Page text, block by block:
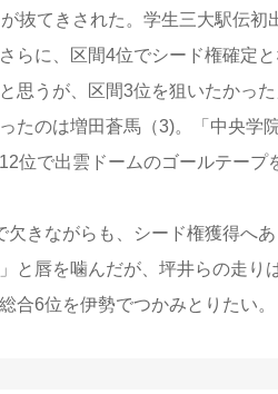
抜てきされた。学生三大駅伝初
らに、区間4位でシード権確定
思うが、区間3位を狙いたかっ
たのは増田蒼馬（3)。「中央学
位で出雲ドームのゴールテープ
きながらも、シード権獲得へあ
と唇を噛んだが、坪井らの走り
合6位を伊勢でつかみとりたい。